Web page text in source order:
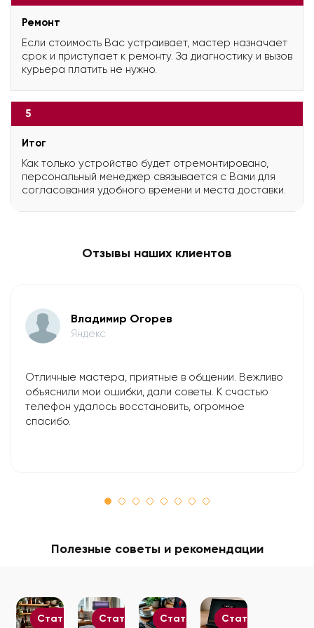
Ремонт
Если стоимость Вас устраивает, мастер назначает
срок и приступает к ремонту. За диагностику и вызов
курьера платить не нужно.
5
Итог
Как только устройство будет отремонтировано,
персональный менеджер связывается с Вами для
согласования удобного времени и места доставки.
Отзывы наших клиентов
Владимир Огорев
Яндекс
Отличные мастера, приятные в общении. Вежливо
объяснили мои ошибки, дали советы. К счастью
телефон удалось восстановить, огромное
спасибо.
Полезные советы и рекомендации
Статьи Статьи Статьи Статьи